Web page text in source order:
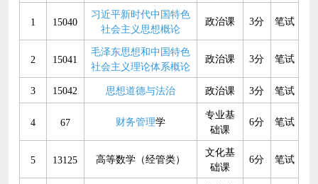
1 15040
习近平新时代中国特色
社会主义思想概论
政治课 3分 笔试
2 15041
毛泽东思想和中国特色
社会主义理论体系概论
政治课 3分 笔试
3 15042 思想道德与法治 政治课 3分 笔试
4 67 财务管理学
专业基
础课
6分 笔试
5 13125 高等数学（经管类）
文化基
础课
6分 笔试